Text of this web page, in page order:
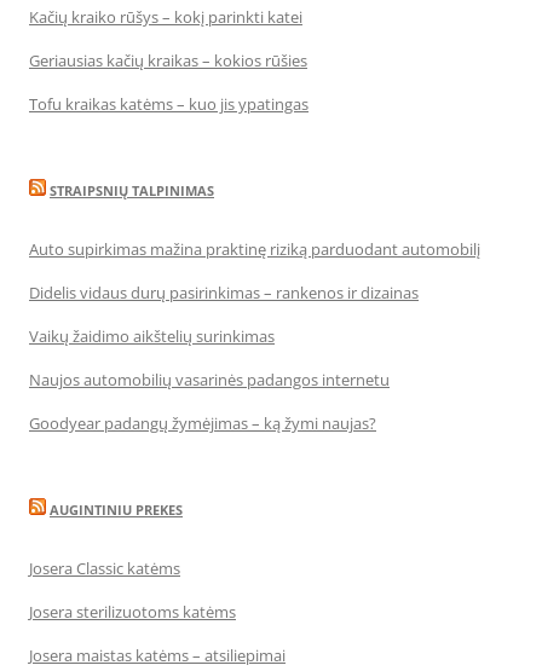
Kačių kraiko rūšys – kokį parinkti katei
Geriausias kačių kraikas – kokios rūšies
Tofu kraikas katėms – kuo jis ypatingas
STRAIPSNIŲ TALPINIMAS
Auto supirkimas mažina praktinę riziką parduodant automobilį
Didelis vidaus durų pasirinkimas – rankenos ir dizainas
Vaikų žaidimo aikštelių surinkimas
Naujos automobilių vasarinės padangos internetu
Goodyear padangų žymėjimas – ką žymi naujas?
AUGINTINIU PREKES
Josera Classic katėms
Josera sterilizuotoms katėms
Josera maistas katėms – atsiliepimai